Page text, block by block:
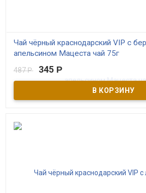
Чай чёрный краснодарский VIP с
апельсином Мацеста чай 75г
В наличии
Чёрный байховый краснодарский чай
бергамотом и цедрой апельсина.
качественный в серии. Контролируемое
487Р 345 Р